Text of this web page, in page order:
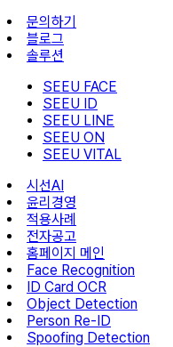
문의하기
블로그
솔루션
SEEU FACE
SEEU ID
SEEU LINE
SEEU ON
SEEU VITAL
시선AI
윤리경영
적용사례
전자공고
홈페이지 메인
Face Recognition
ID Card OCR
Object Detection
Person Re-ID
Spoofing Detection